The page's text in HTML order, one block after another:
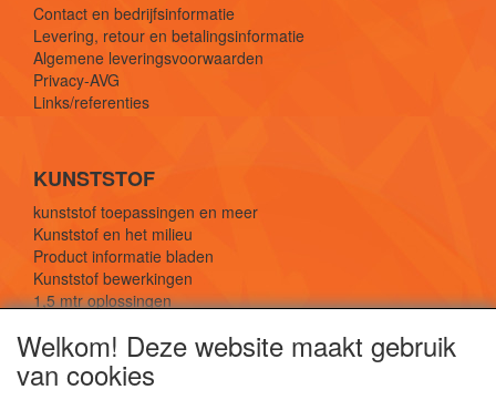
Contact en bedrijfsinformatie
Levering, retour en betalingsinformatie
Algemene leveringsvoorwaarden
Privacy-AVG
Links/referenties
KUNSTSTOF
kunststof toepassingen en meer
Kunststof en het milieu
Product informatie bladen
Kunststof bewerkingen
1,5 mtr oplossingen
Welkom! Deze website maakt gebruik
van cookies